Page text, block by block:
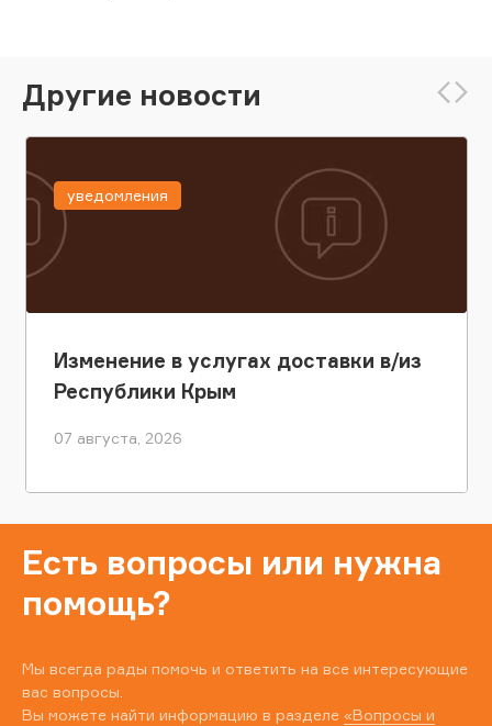
Другие новости
Изменение в услугах доставки в/из
Республики Крым
07 августа, 2026
уведомления
Есть вопросы или нужна
помощь?
Мы всегда рады помочь и ответить на все интересующие
вас вопросы.
Вы можете найти информацию в разделе «Вопросы и